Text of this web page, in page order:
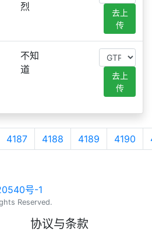
烈
去上
传
不知
道
去上
传
4187 4188 4189 4190
号-1
Reserved.
协议与条款